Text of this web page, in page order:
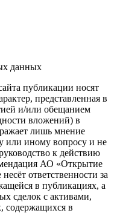
данных
публикации носят
представленная в
и/или обещанием
вложений) в
лишь мнение
или иному вопросу и не
к действию
АО «Открытие
ответственности за
в публикациях, а
сделок с активами,
содержащихся в